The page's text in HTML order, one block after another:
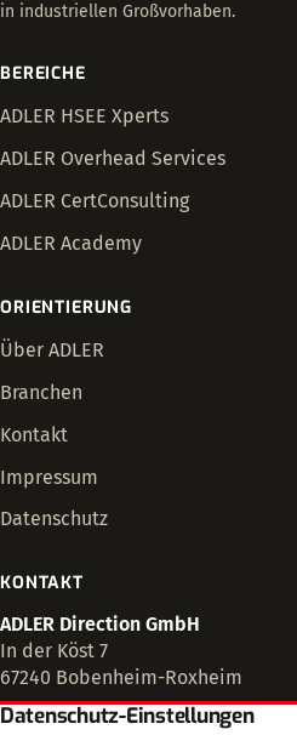
in industriellen Großvorhaben.
BEREICHE
ADLER HSEE Xperts
ADLER Overhead Services
ADLER CertConsulting
ADLER Academy
ORIENTIERUNG
Über ADLER
Branchen
Kontakt
Impressum
Datenschutz
KONTAKT
ADLER Direction GmbH
In der Köst 7
67240 Bobenheim-Roxheim
+49 6239 995 40 78
Datenschutz-Einstellungen